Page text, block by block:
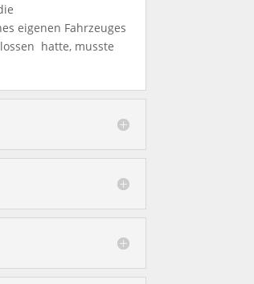
eigenen Fahrzeuges
hatte, musste